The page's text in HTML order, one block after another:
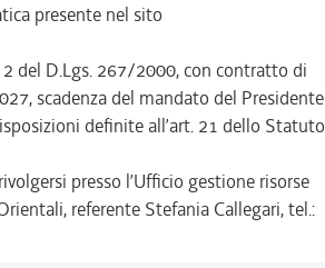
presente nel sito
del D.Lgs. 267/2000, con contratto di
scadenza del mandato del Presidente
definite all’art. 21 dello Statuto
presso l’Ufficio gestione risorse
referente Stefania Callegari, tel.: